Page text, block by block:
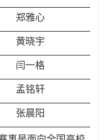
郑雅心
黄晓宇
闫一格
孟铭轩
张晨阳